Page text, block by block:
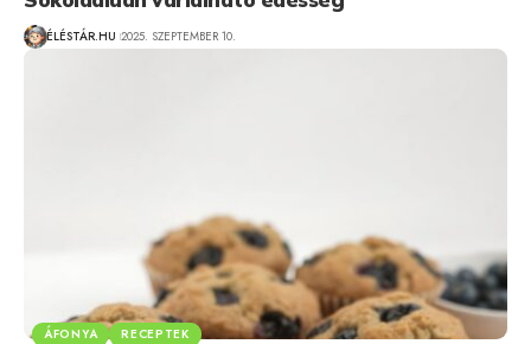
ÉLÉSTÁR.HU 2025. SZEPTEMBER 10.
ÁFONYA RECEPTEK